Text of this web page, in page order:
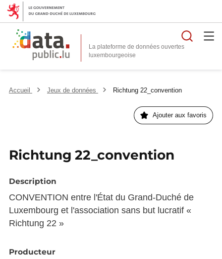
La plateforme de données ouvertes
Accueil Jeux de données Richtung 22_convention
Ajouter aux favoris
Richtung 22_convention
Description
CONVENTION entre l'État du Grand-Duché de
Luxembourg et l'association sans but lucratif «
Richtung 22 »
Producteur